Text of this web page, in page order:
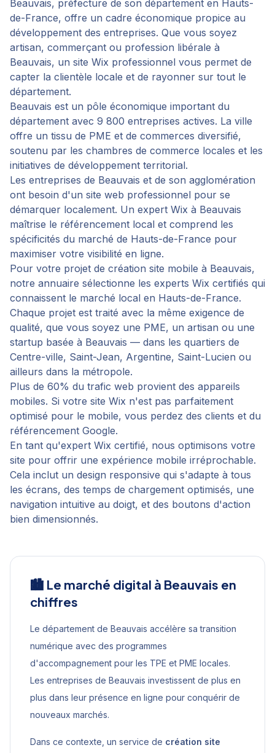
Beauvais, préfecture de son département en Hauts-
de-France, offre un cadre économique propice au
développement des entreprises. Que vous soyez
artisan, commerçant ou profession libérale à
Beauvais, un site Wix professionnel vous permet de
capter la clientèle locale et de rayonner sur tout le
département.
Beauvais est un pôle économique important du
département avec 9 800 entreprises actives. La ville
offre un tissu de PME et de commerces diversifié,
soutenu par les chambres de commerce locales et les
initiatives de développement territorial.
Les entreprises de Beauvais et de son agglomération
ont besoin d'un site web professionnel pour se
démarquer localement. Un expert Wix à Beauvais
maîtrise le référencement local et comprend les
spécificités du marché de Hauts-de-France pour
maximiser votre visibilité en ligne.
Pour votre projet de création site mobile à Beauvais,
notre annuaire sélectionne les experts Wix certifiés qui
connaissent le marché local en Hauts-de-France.
Chaque projet est traité avec la même exigence de
qualité, que vous soyez une PME, un artisan ou une
startup basée à Beauvais — dans les quartiers de
Centre-ville, Saint-Jean, Argentine, Saint-Lucien ou
ailleurs dans la métropole.
Plus de 60% du trafic web provient des appareils
mobiles. Si votre site Wix n'est pas parfaitement
optimisé pour le mobile, vous perdez des clients et du
référencement Google.
En tant qu'expert Wix certifié, nous optimisons votre
site pour offrir une expérience mobile irréprochable.
Cela inclut un design responsive qui s'adapte à tous
les écrans, des temps de chargement optimisés, une
navigation intuitive au doigt, et des boutons d'action
bien dimensionnés.
🏙️ Le marché digital à Beauvais en
chiffres
Le département de Beauvais accélère sa transition
numérique avec des programmes
d'accompagnement pour les TPE et PME locales.
Les entreprises de Beauvais investissent de plus en
plus dans leur présence en ligne pour conquérir de
nouveaux marchés.
Dans ce contexte, un service de création site